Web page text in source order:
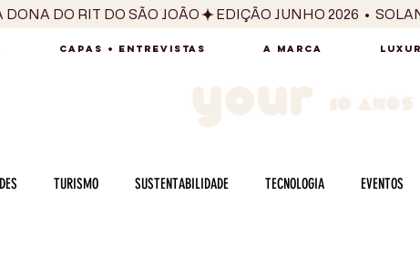
DONA DO RIT DO SÃO JOÃO
CAPAS + ENTREVISTAS A MARCA
TURISMO SUSTENTABILIDADE TECNOLOGIA EVENTOS